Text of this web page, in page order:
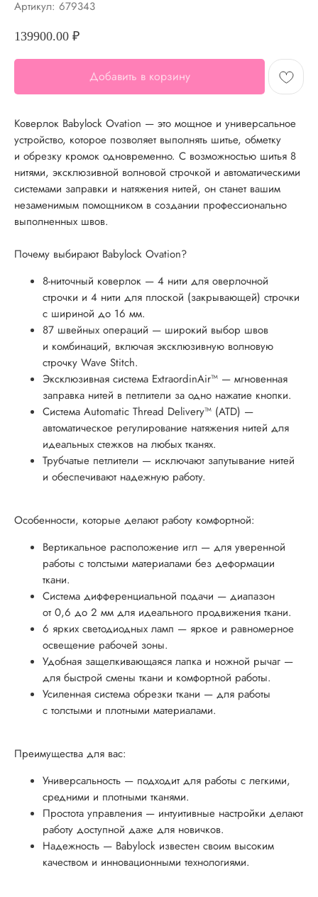
Артикул: 679343
139900.00 ₽
Добавить в корзину
Коверлок Babylock Ovation — это мощное и универсальное
устройство, которое позволяет выполнять шитье, обметку
и обрезку кромок одновременно. С возможностью шитья 8
нитями, эксклюзивной волновой строчкой и автоматическими
системами заправки и натяжения нитей, он станет вашим
незаменимым помощником в создании профессионально
выполненных швов.
Почему выбирают Babylock Ovation?
8-ниточный коверлок — 4 нити для оверлочной
строчки и 4 нити для плоской (закрывающей) строчки
с шириной до 16 мм.
87 швейных операций — широкий выбор швов
и комбинаций, включая эксклюзивную волновую
строчку Wave Stitch.
Эксклюзивная система ExtraordinAir™ — мгновенная
заправка нитей в петлители за одно нажатие кнопки.
Система Automatic Thread Delivery™ (ATD) —
автоматическое регулирование натяжения нитей для
идеальных стежков на любых тканях.
Трубчатые петлители — исключают запутывание нитей
и обеспечивают надежную работу.
Особенности, которые делают работу комфортной:
Вертикальное расположение игл — для уверенной
работы с толстыми материалами без деформации
ткани.
Система дифференциальной подачи — диапазон
от 0,6 до 2 мм для идеального продвижения ткани.
6 ярких светодиодных ламп — яркое и равномерное
освещение рабочей зоны.
Удобная защелкивающаяся лапка и ножной рычаг —
для быстрой смены ткани и комфортной работы.
Усиленная система обрезки ткани — для работы
с толстыми и плотными материалами.
Преимущества для вас:
Универсальность — подходит для работы с легкими,
средними и плотными тканями.
Простота управления — интуитивные настройки делают
работу доступной даже для новичков.
Надежность — Babylock известен своим высоким
качеством и инновационными технологиями.